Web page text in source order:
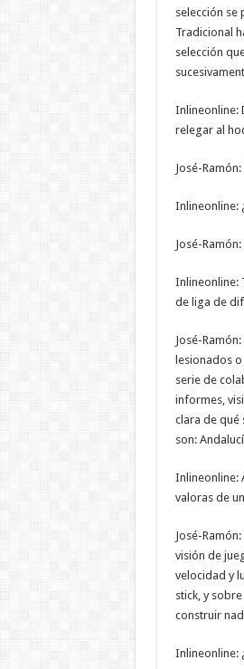
selección se
Tradicional
selección
Inlineonline:
relegar al
José-
Inlineonline:
José-
Inlineonline:
de liga de
José-
lesionados
serie de
informes,
clara de qué
son:
Inlineonline:
valoras de
José-
visión de
velocidad y
stick, y
construir
Inlineonline: